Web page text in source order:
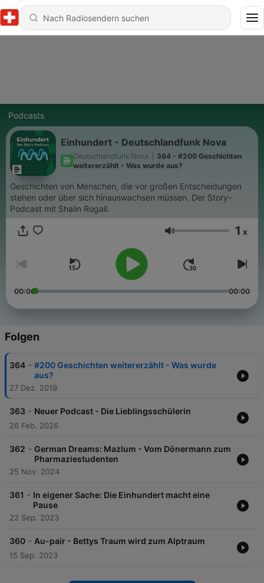
Podcasts
Einhundert - Deutschlandfunk Nova
Deutschlandfunk Nova
364 - #200 Geschichten
weitererzählt - Was wurde aus?
Geschichten von Menschen, die vor großen Entscheidungen
stehen oder über sich hinauswachsen müssen. Der Story-
Podcast mit Shalin Rogall.
Lautstärke 1 x
00:00 00:00
Folgen
364 - #200 Geschichten weitererzählt - Was wurde
aus?
27 Dez. 2019
363 - Neuer Podcast - Die Lieblingsschülerin
26 Feb. 2026
362 - German Dreams: Mazlum - Vom Dönermann zum
Pharmaziestudenten
25 Nov. 2024
361 - In eigener Sache: Die Einhundert macht eine
Pause
22 Sep. 2023
360 - Au-pair - Bettys Traum wird zum Alptraum
15 Sep. 2023